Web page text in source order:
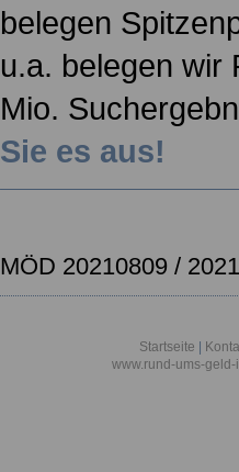
belegen
u.a. belegen wir
Mio.
Sie es aus!
MÖD 20210809 /
Startseite
www.rund-ums-